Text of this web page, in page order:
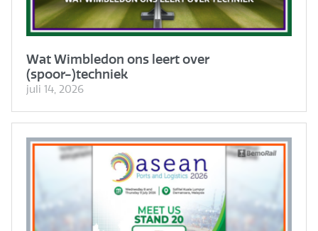
Wat Wimbledon ons leert over
(spoor-)techniek
juli 14, 2026